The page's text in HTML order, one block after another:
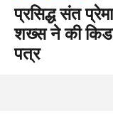
प्रसिद्ध संत
शख्स ने की
पत्र